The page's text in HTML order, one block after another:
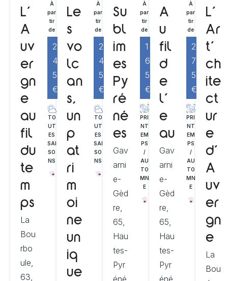
L’
A
uv
er
gn
e
au
fil
du
te
m
ps
La
Bou
rbo
ule,
63,
À
par
tir
de
2
4
5
€
TO
UT
ES
SAI
SO
NS
Le
s
vo
lc
an
s,
un
p
at
ri
m
oi
ne
un
iq
ue
À
par
tir
de
2
4
5
€
TO
UT
ES
SAI
SO
NS
Su
bl
im
es
Py
ré
né
es
Gav
arni
e-
Gèd
re,
65,
Hau
tes-
Pyr
À
par
tir
de
1
6
5
€
PRI
NT
EM
PS
/
AU
TO
MN
E
A
u
fil
d
e
l’
e
au
Gav
arni
e-
Gèd
re,
65,
Hau
tes-
Pyr
À
par
tir
de
2
7
5
€
PRI
NT
EM
PS
/
AU
TO
MN
E
L’
Ar
t’
ch
ite
ct
ur
e
d’
A
uv
er
gn
e
La
Bou